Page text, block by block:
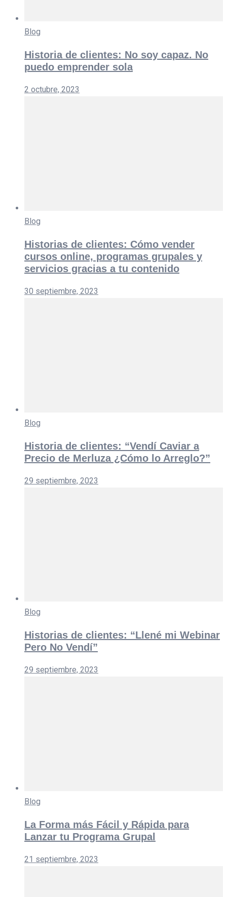
Blog
Historia de clientes: No soy capaz. No
puedo emprender sola
2 octubre, 2023
Blog
Historias de clientes: Cómo vender
cursos online, programas grupales y
servicios gracias a tu contenido
30 septiembre, 2023
Blog
Historia de clientes: “Vendí Caviar a
Precio de Merluza ¿Cómo lo Arreglo?”
29 septiembre, 2023
Blog
Historias de clientes: “Llené mi Webinar
Pero No Vendí”
29 septiembre, 2023
Blog
La Forma más Fácil y Rápida para
Lanzar tu Programa Grupal
21 septiembre, 2023